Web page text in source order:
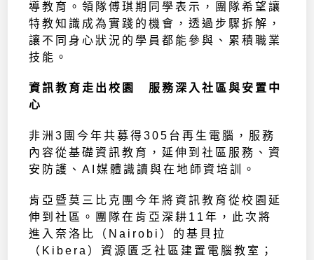
導教育。領隊傅琪期同學表示，團隊希望讓
特教知識成為實踐的機會，透過步驟拆解，
讓不同身心狀況的學員都能參與、累積職業
技能。
資訊教育走出校園 服務深入社區與安置中
心
非洲3團今年共募得305台再生電腦，服務
內容從基礎資訊教育，延伸到社區服務、資
安防護、AI媒體識讀與在地師資培訓。
肯亞暨莫三比克團今年將資訊教育從校園延
伸到社區。團隊在肯亞深耕11年，此次將
進入奈洛比（Nairobi）的基貝拉
（Kibera）資源匱乏社區建置電腦教室；